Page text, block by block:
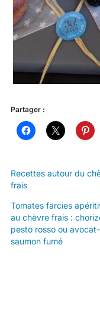
Partager :
Recettes autour du
frais
Tomates farcies
au chèvre frais :
pesto rosso ou avocat-
saumon fumé